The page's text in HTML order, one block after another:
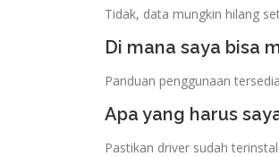
Tidak, data mungkin hilang
Di mana saya bisa
Panduan penggunaan
Apa yang harus
Pastikan driver sudah